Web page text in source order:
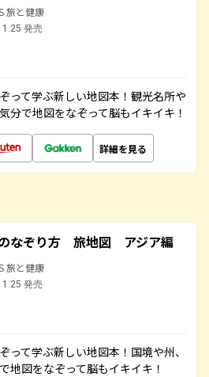
旅と健康
発売
って学ぶ新しい地図本！観光名所や
分で地図をなぞって脳もイキイキ！
詳細を見る
なぞり方 旅地図 アジア編
旅と健康
発売
って学ぶ新しい地図本！国境や州、
地図をなぞって脳もイキイキ！